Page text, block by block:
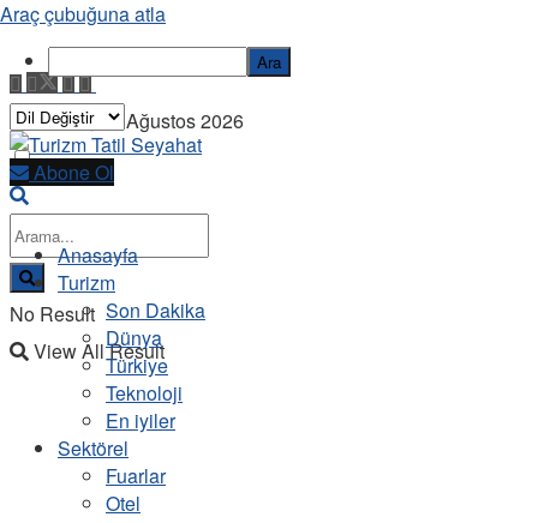
Pazartesi, 10 Ağustos 2026
No Result
View All Result
Abone Ol
Anasayfa
Turizm
Son Dakika
Dünya
Türkiye
Teknoloji
En iyiler
Sektörel
Fuarlar
Otel
Araç çubuğuna atla
Ara